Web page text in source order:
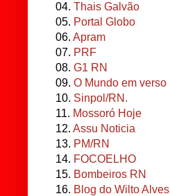
04. Thais Galvão
05. Portal Globo
06. Apram
07. PRF
08. G1 RN
09. O Mundo em verso
10. Sinpol/RN.
11. Mossoró Hoje
12. Assu Noticia
13. PM/RN
14. FOCOELHO
15. Bombeiros RN
16. Blog do Wilto Alves